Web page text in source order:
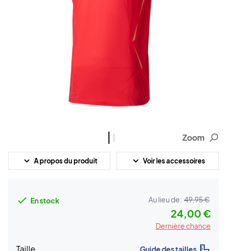
Zoom
A propos du produit Voir les accessoires
En stock Au lieu de: 49,95 €
24,00 €
Dernière chance
Taille Guide des tailles